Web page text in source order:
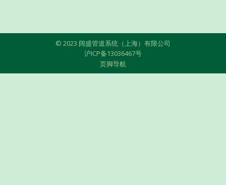
© 2023 阔盛管道系统（上海）有限公司
沪ICP备13036467号
页脚导航